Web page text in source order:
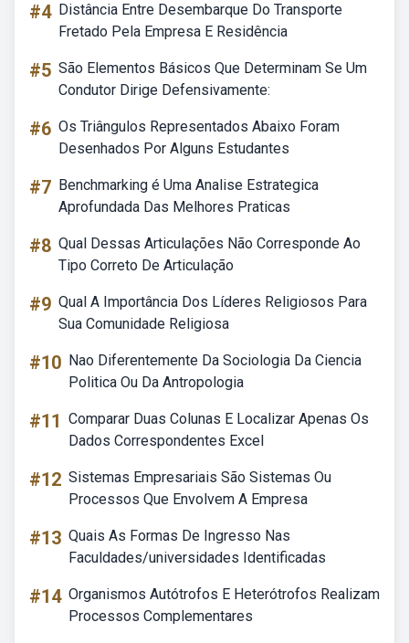
#4 Distância Entre Desembarque Do Transporte
Fretado Pela Empresa E Residência
#5 São Elementos Básicos Que Determinam Se Um
Condutor Dirige Defensivamente:
#6 Os Triângulos Representados Abaixo Foram
Desenhados Por Alguns Estudantes
#7 Benchmarking é Uma Analise Estrategica
Aprofundada Das Melhores Praticas
#8 Qual Dessas Articulações Não Corresponde Ao
Tipo Correto De Articulação
#9 Qual A Importância Dos Líderes Religiosos Para
Sua Comunidade Religiosa
#10 Nao Diferentemente Da Sociologia Da Ciencia
Politica Ou Da Antropologia
#11 Comparar Duas Colunas E Localizar Apenas Os
Dados Correspondentes Excel
#12 Sistemas Empresariais São Sistemas Ou
Processos Que Envolvem A Empresa
#13 Quais As Formas De Ingresso Nas
Faculdades/universidades Identificadas
#14 Organismos Autótrofos E Heterótrofos Realizam
Processos Complementares